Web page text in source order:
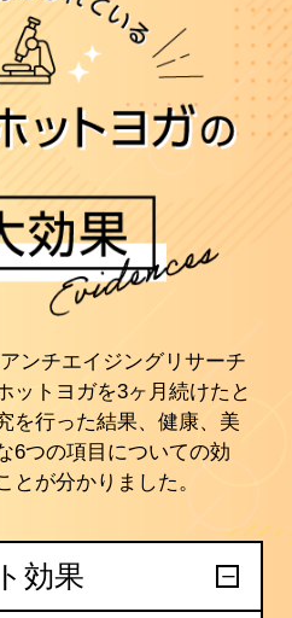
ンチエイジングリサーチ
ットヨガを3ヶ月続けたと
を行った結果、健康、美
6つの項目についての効
とが分かりました。
効果